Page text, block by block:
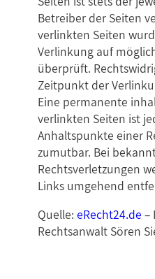
Betreiber der Seiten
verlinkten Seiten
Verlinkung auf
überprüft.
Zeitpunkt der
Eine permanente
verlinkten Seiten ist
Anhaltspunkte einer
zumutbar. Bei
Rechtsverletzungen
Links umgehend
Quelle: eRecht24.de –
Rechtsanwalt Sören